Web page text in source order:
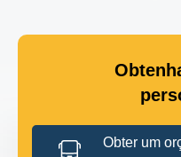
Obter um